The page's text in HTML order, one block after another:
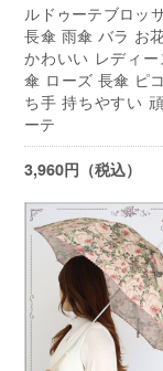
ルドゥーテブロッ
長傘 雨傘 バラ お
かわいい レディ
傘 ローズ 長傘 ピ
ち手 持ちやすい
ーテ
3,960円（税込）